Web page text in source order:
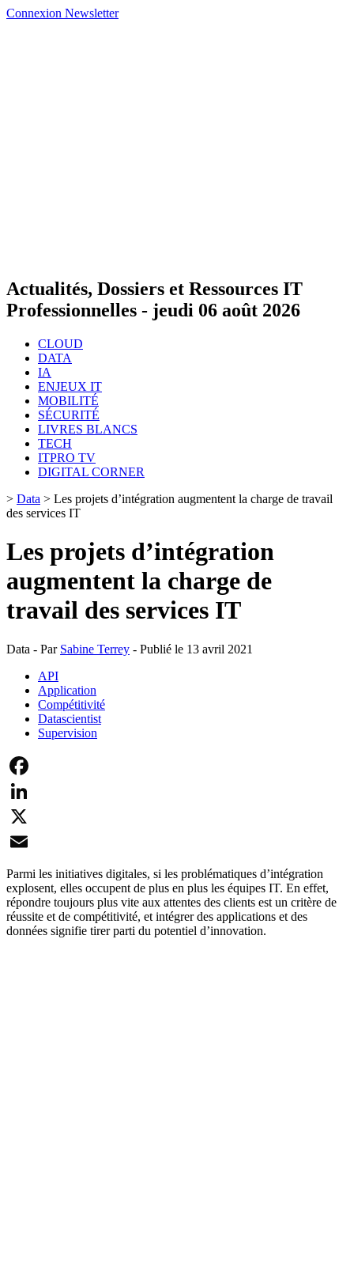
Connexion Newsletter
Actualités, Dossiers et Ressources IT
Professionnelles - jeudi 06 août 2026
CLOUD
DATA
IA
ENJEUX IT
MOBILITÉ
SÉCURITÉ
LIVRES BLANCS
TECH
ITPRO TV
DIGITAL CORNER
> Data > Les projets d’intégration augmentent la charge de travail
des services IT
Les projets d’intégration
augmentent la charge de
travail des services IT
Data - Par Sabine Terrey - Publié le 13 avril 2021
API
Application
Compétitivité
Datascientist
Supervision
Facebook
LinkedIn
X
Email
Parmi les initiatives digitales, si les problématiques d’intégration
explosent, elles occupent de plus en plus les équipes IT. En effet,
répondre toujours plus vite aux attentes des clients est un critère de
réussite et de compétitivité, et intégrer des applications et des
données signifie tirer parti du potentiel d’innovation.